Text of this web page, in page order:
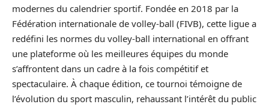
modernes du calendrier sportif. Fondée en 2018 par la
Fédération internationale de volley-ball (FIVB), cette ligue a
redéfini les normes du volley-ball international en offrant
une plateforme où les meilleures équipes du monde
s’affrontent dans un cadre à la fois compétitif et
spectaculaire. À chaque édition, ce tournoi témoigne de
l’évolution du sport masculin, rehaussant l’intérêt du public